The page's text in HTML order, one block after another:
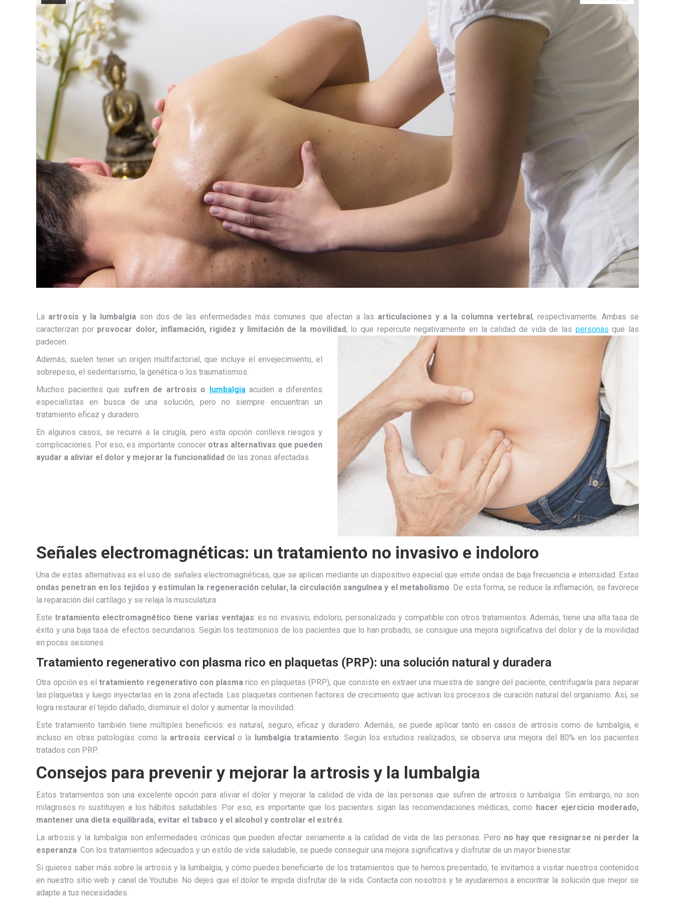
La artrosis y la lumbalgia son dos de las enfermedades más comunes que afectan a las articulaciones y a la columna vertebral, respectivamente. Ambas se
caracterizan por provocar dolor, inflamación, rigidez y limitación de la movilidad, lo que repercute negativamente en la calidad de vida de las personas que las
padecen.
Además, suelen tener un origen multifactorial, que incluye el envejecimiento, el
sobrepeso, el sedentarismo, la genética o los traumatismos.
Muchos pacientes que sufren de artrosis o lumbalgiaacuden a diferentes
especialistas en busca de una solución, pero no siempre encuentran un
tratamiento eficaz y duradero.
En algunos casos, se recurre a la cirugía, pero esta opción conlleva riesgos y
complicaciones. Por eso, es importante conocer otras alternativas que pueden
ayudar a aliviar el dolor y mejorar la funcionalidad de las zonas afectadas.
Señales electromagnéticas: un tratamiento no invasivo e indoloro
Una de estas alternativas es el uso de señales electromagnéticas, que se aplican mediante un dispositivo especial que emite ondas de baja frecuencia e intensidad. Estas
ondas penetran en los tejidos y estimulan la regeneración celular, la circulación sanguínea y el metabolismo. De esta forma, se reduce la inflamación, se favorece
la reparación del cartílago y se relaja la musculatura.
Este tratamiento electromagnético tiene varias ventajas: es no invasivo, indoloro, personalizado y compatible con otros tratamientos. Además, tiene una alta tasa de
éxito y una baja tasa de efectos secundarios. Según los testimonios de los pacientes que lo han probado, se consigue una mejora significativa del dolor y de la movilidad
en pocas sesiones.
Tratamiento regenerativo con plasma rico en plaquetas (PRP): una solución natural y duradera
Otra opción es el tratamiento regenerativo con plasma rico en plaquetas (PRP), que consiste en extraer una muestra de sangre del paciente, centrifugarla para separar
las plaquetas y luego inyectarlas en la zona afectada. Las plaquetas contienen factores de crecimiento que activan los procesos de curación natural del organismo. Así, se
logra restaurar el tejido dañado, disminuir el dolor y aumentar la movilidad.
Este tratamiento también tiene múltiples beneficios: es natural, seguro, eficaz y duradero. Además, se puede aplicar tanto en casos de artrosis como de lumbalgia, e
incluso en otras patologías como la artrosis cervicalo la lumbalgia tratamiento. Según los estudios realizados, se observa una mejora del 80% en los pacientes
tratados con PRP.
Consejos para prevenir y mejorar la artrosis y la lumbalgia
Estos tratamientos son una excelente opción para aliviar el dolor y mejorar la calidad de vida de las personas que sufren de artrosis o lumbalgia. Sin embargo, no son
milagrosos ni sustituyen a los hábitos saludables. Por eso, es importante que los pacientes sigan las recomendaciones médicas, como hacer ejercicio moderado,
mantener una dieta equilibrada, evitar el tabaco y el alcohol y controlar el estrés.
La artrosis y la lumbalgia son enfermedades crónicas que pueden afectar seriamente a la calidad de vida de las personas. Pero no hay que resignarse ni perder la
esperanza. Con los tratamientos adecuados y un estilo de vida saludable, se puede conseguir una mejora significativa y disfrutar de un mayor bienestar.
Si quieres saber más sobre la artrosis y la lumbalgia, y cómo puedes beneficiarte de los tratamientos que te hemos presentado, te invitamos a visitar nuestros contenidos
en nuestro sitio web y canal de Youtube. No dejes que el dolor te impida disfrutar de la vida. Contacta con nosotros y te ayudaremos a encontrar la solución que mejor se
adapte a tus necesidades.